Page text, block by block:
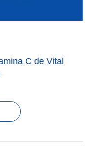
C de Vital